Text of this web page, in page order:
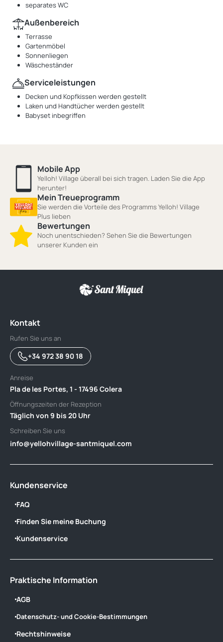
separates WC
Außenbereich
Terrasse
Gartenmöbel
Sonnenliegen
Wäscheständer
Serviceleistungen
Decken und Kopfkissen werden gestellt
Laken und Handtücher werden gestellt
Babyset inbegriffen
Mobile App
Yelloh! Village überall bei sich tragen. Laden Sie die App
herunter!
Mein Treueprogramm
Sie werden die Vorteile des Programms Yelloh! Village
Plus lieben
Bewertungen
Noch unentschieden? Sehen Sie die Bewertungen
unserer Kunden ein
Kontakt
Rufen Sie uns an
+34 972 38 90 18
Anreise
Pla de les Portes, 1 - 17496 Colera
Öffnungszeiten der Rezeption
Täglich von 9 bis 20 Uhr
Schreiben Sie uns
info@yellohvillage-santmiquel.com
Kundenservice
FAQ
Finden Sie meine Buchung
Kundenservice
Praktische Information
AGB
Datenschutz- und Cookie-Bestimmungen
Rechtshinweise